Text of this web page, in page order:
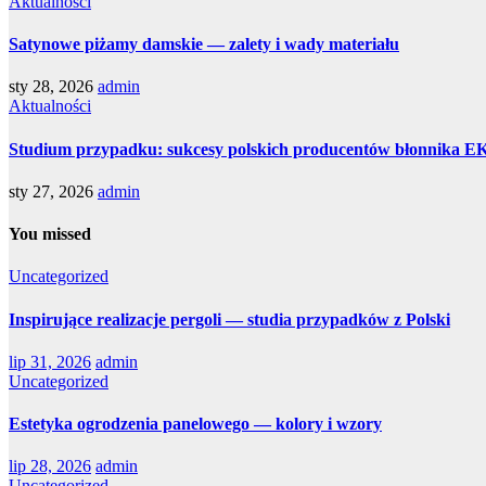
Satynowe piżamy damskie — zalety i wady materiału
sty 28, 2026 admin
Aktualności
Studium przypadku: sukcesy polskich producentów błonnika
sty 27, 2026 admin
You missed
Uncategorized
Inspirujące realizacje pergoli — studia przypadków z Polski
lip 31, 2026 admin
Uncategorized
Estetyka ogrodzenia panelowego — kolory i wzory
lip 28, 2026 admin